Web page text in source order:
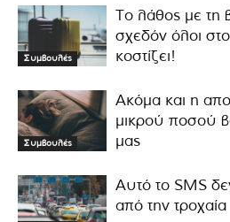
Συμβουλές
Το λάθος με τη
σχεδόν όλοι
κοστίζει!
Συμβουλές
Ακόμα και η
μικρού ποσού
μας
Αυτό το SMS
από την τροχαία